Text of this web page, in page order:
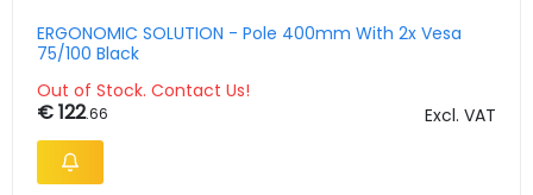
ERGONOMIC SOLUTION - Pole 400mm With 2x Vesa
75/100 Black
Out of Stock. Contact Us!
€ 122.66 Excl. VAT